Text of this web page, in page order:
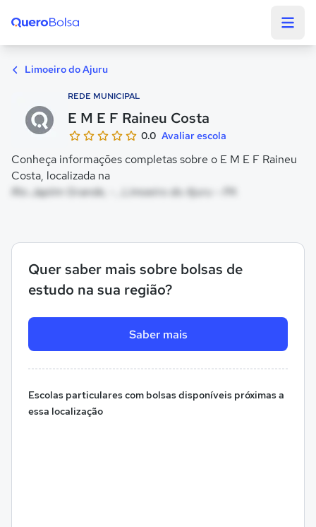
Limoeiro do Ajuru
REDE MUNICIPAL
E M E F Raineu Costa
0.0 Avaliar escola
Conheça informações completas sobre o E M E F Raineu
Costa, localizada na
Rio Japiim Grande, - , Limoeiro do Ajuru - PA
Quer saber mais sobre bolsas de
estudo na sua região?
Saber mais
Escolas particulares com bolsas disponíveis próximas a
essa localização